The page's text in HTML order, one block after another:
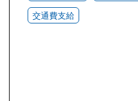
交通費支給